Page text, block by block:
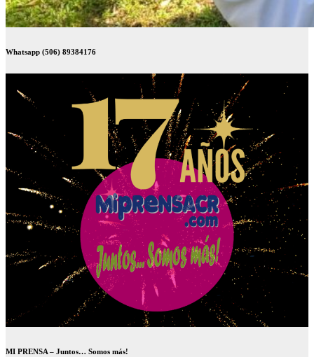
Whatsapp (506) 89384176
MI PRENSA – Juntos… Somos más!